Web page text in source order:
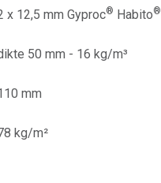
x 12,5 mm Gyproc® Habito®
50 mm - 16 kg/m³
mm
kg/m²